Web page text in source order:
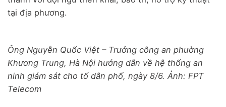
tại địa phương.
Ông Nguyễn Quốc Việt – Trưởng công an phường
Khương Trung, Hà Nội hướng dẫn về hệ thống an
ninh giám sát cho tổ dân phố, ngày 8/6. Ảnh: FPT
Telecom